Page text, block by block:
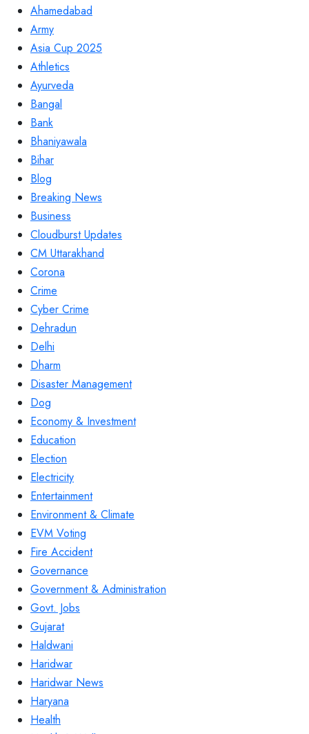
Ahamedabad
Army
Asia Cup 2025
Athletics
Ayurveda
Bangal
Bank
Bhaniyawala
Bihar
Blog
Breaking News
Business
Cloudburst Updates
CM Uttarakhand
Corona
Crime
Cyber Crime
Dehradun
Delhi
Dharm
Disaster Management
Dog
Economy & Investment
Education
Election
Electricity
Entertainment
Environment & Climate
EVM Voting
Fire Accident
Governance
Government & Administration
Govt. Jobs
Gujarat
Haldwani
Haridwar
Haridwar News
Haryana
Health